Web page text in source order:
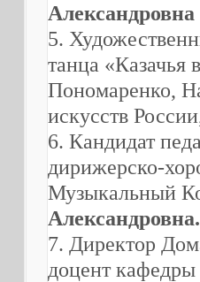
Александровна
5.
танца
Пономаренко,
искусств
6. Кандидат
дирижерско-
Музыкальный
Александровна.
7. Директор
доцент